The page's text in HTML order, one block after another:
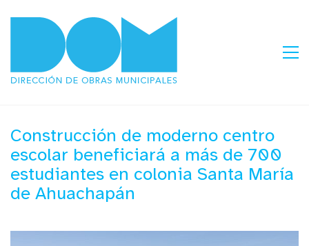
Construcción de moderno centro
escolar beneficiará a más de 700
estudiantes en colonia Santa María
de Ahuachapán